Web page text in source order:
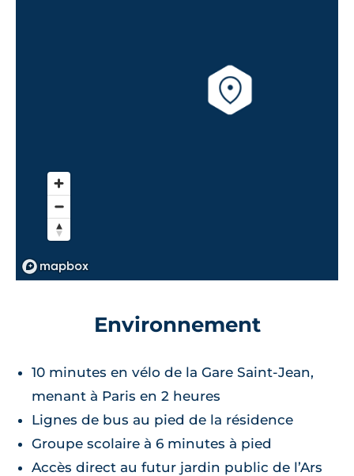
Environnement
10 minutes en vélo de la Gare Saint-Jean,
menant à Paris en 2 heures
Lignes de bus au pied de la résidence
Groupe scolaire à 6 minutes à pied
Accès direct au futur jardin public de l’Ars